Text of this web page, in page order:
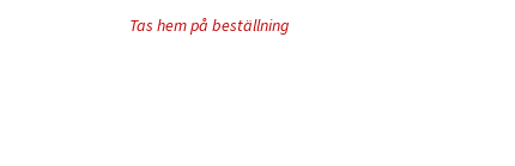
Tas hem på beställning